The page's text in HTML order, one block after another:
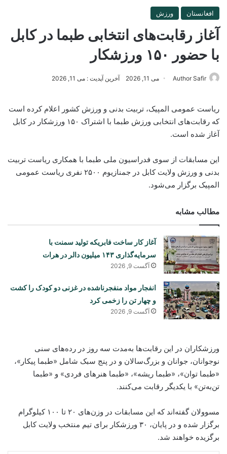
افغانستان ورزش
آغاز رقابت‌های انتخابی طبما در کابل
با حضور ۱۵۰ ورزشکار
Author Safir می 11, 2026 آخرین آپدیت : می 11, 2026
ریاست عمومی المپیک، تربیت بدنی و ورزش کشور اعلام کرده است
که رقابت‌های انتخابی ورزش طبما با اشتراک ۱۵۰ ورزشکار در کابل
آغاز شده است.
این مسابقات از سوی فدراسیون ملی طبما با همکاری ریاست تربیت
بدنی و ورزش ولایت کابل در جمنازیوم ۲۵۰۰ نفری ریاست عمومی
المپیک برگزار می‌شود.
مطالب مشابه
آغاز کار ساخت فابریکه تولید سمنت با
سرمایه‌گذاری ۱۴۳ میلیون دالر در هرات
آگست 9, 2026
انفجار مواد منفجرناشده در غزنی دو کودک را کشت
و چهار تن را زخمی کرد
آگست 9, 2026
ورزشکاران در این رقابت‌ها به‌مدت سه روز در رده‌های سنی
نوجوانان، جوانان و بزرگ‌سالان و در پنج سبک شامل «طبما پیکار»،
«طبما توان»، «طبما ریشه»، «طبما هنرهای فردی» و «طبما
تن‌به‌تن» با یکدیگر رقابت می‌کنند.
مسوولان گفته‌اند که این مسابقات در وزن‌های ۲۰ تا ۱۰۰ کیلوگرام
برگزار شده و در پایان، ۳۰ ورزشکار برای تیم منتخب ولایت کابل
برگزیده خواهند شد.